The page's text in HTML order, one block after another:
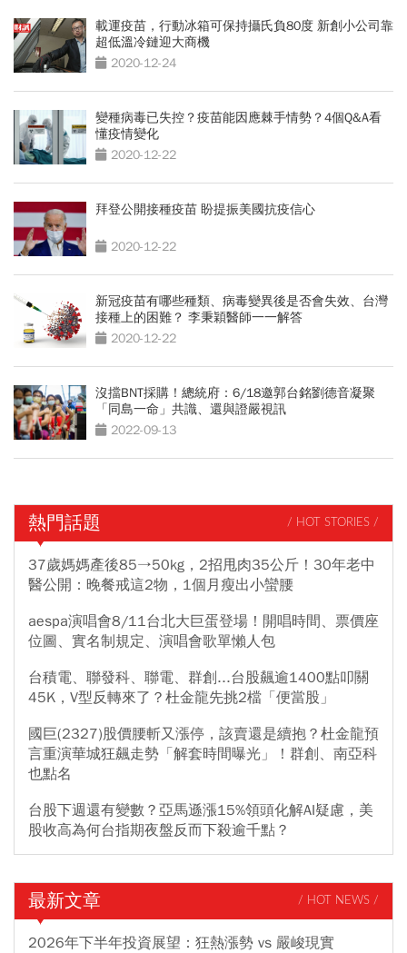
載運疫苗，行動冰箱可保持攝氏負80度 新創小公司靠
超低溫冷鏈迎大商機
2020-12-24
變種病毒已失控？疫苗能因應棘手情勢？4個Q&A看
懂疫情變化
2020-12-22
拜登公開接種疫苗 盼提振美國抗疫信心
2020-12-22
新冠疫苗有哪些種類、病毒變異後是否會失效、台灣
接種上的困難？ 李秉穎醫師一一解答
2020-12-22
沒擋BNT採購！總統府：6/18邀郭台銘劉德音凝聚
「同島一命」共識、還與證嚴視訊
2022-09-13
熱門話題 / HOT STORIES /
37歲媽媽產後85→50kg，2招甩肉35公斤！30年老中
醫公開：晚餐戒這2物，1個月瘦出小蠻腰
aespa演唱會8/11台北大巨蛋登場！開唱時間、票價座
位圖、實名制規定、演唱會歌單懶人包
台積電、聯發科、聯電、群創...台股飆逾1400點叩關
45K，V型反轉來了？杜金龍先挑2檔「便當股」
國巨(2327)股價腰斬又漲停，該賣還是續抱？杜金龍預
言重演華城狂飆走勢「解套時間曝光」！群創、南亞科
也點名
台股下週還有變數？亞馬遜漲15%領頭化解AI疑慮，美
股收高為何台指期夜盤反而下殺逾千點？
最新文章 / HOT NEWS /
2026年下半年投資展望：狂熱漲勢 vs 嚴峻現實